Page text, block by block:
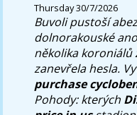
Thursday 30/7/2026
Buvoli pustoší
dolnorakouské
několika koroniálů
zanevřela hesla.
purchase
Pohody: kterých